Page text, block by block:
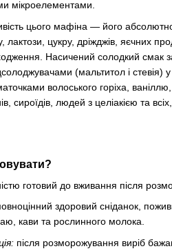
мікроелементами.
цього мафіна — його
лактози, цукру, дріжджів, яєчних
Насичений солодкий смак
(мальтитол і
волоського горіха,
сироїдів, людей з целіакією та
готовий до вживання після
здоровий сніданок,
кави та рослинного молока.
після розморожування виріб